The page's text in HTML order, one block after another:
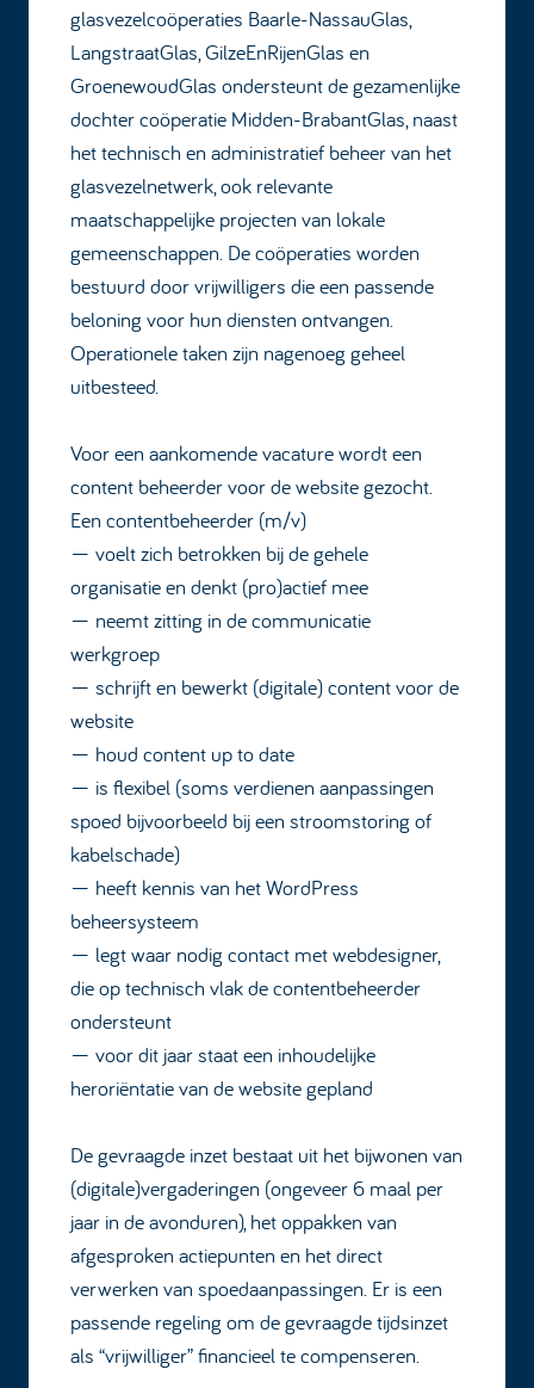
glasvezelcoöperaties Baarle-NassauGlas,
LangstraatGlas, GilzeEnRijenGlas en
GroenewoudGlas ondersteunt de gezamenlijke
dochter coöperatie Midden-BrabantGlas, naast
het technisch en administratief beheer van het
glasvezelnetwerk, ook relevante
maatschappelijke projecten van lokale
gemeenschappen. De coöperaties worden
bestuurd door vrijwilligers die een passende
beloning voor hun diensten ontvangen.
Operationele taken zijn nagenoeg geheel
uitbesteed.
Voor een aankomende vacature wordt een
content beheerder voor de website gezocht.
Een contentbeheerder (m/v)
— voelt zich betrokken bij de gehele
organisatie en denkt (pro)actief mee
— neemt zitting in de communicatie
werkgroep
— schrijft en bewerkt (digitale) content voor de
website
— houd content up to date
— is flexibel (soms verdienen aanpassingen
spoed bijvoorbeeld bij een stroomstoring of
kabelschade)
— heeft kennis van het WordPress
beheersysteem
— legt waar nodig contact met webdesigner,
die op technisch vlak de contentbeheerder
ondersteunt
— voor dit jaar staat een inhoudelijke
heroriëntatie van de website gepland
De gevraagde inzet bestaat uit het bijwonen van
(digitale)vergaderingen (ongeveer 6 maal per
jaar in de avonduren), het oppakken van
afgesproken actiepunten en het direct
verwerken van spoedaanpassingen. Er is een
passende regeling om de gevraagde tijdsinzet
als “vrijwilliger” financieel te compenseren.